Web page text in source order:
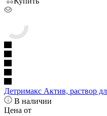
Детримакс Актив, раствор
В наличии
Цена от